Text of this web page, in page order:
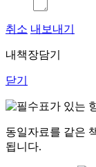
취소 내보내기
내책장담기
닫기
표가 있는
동일자료를 같은
됩니다.